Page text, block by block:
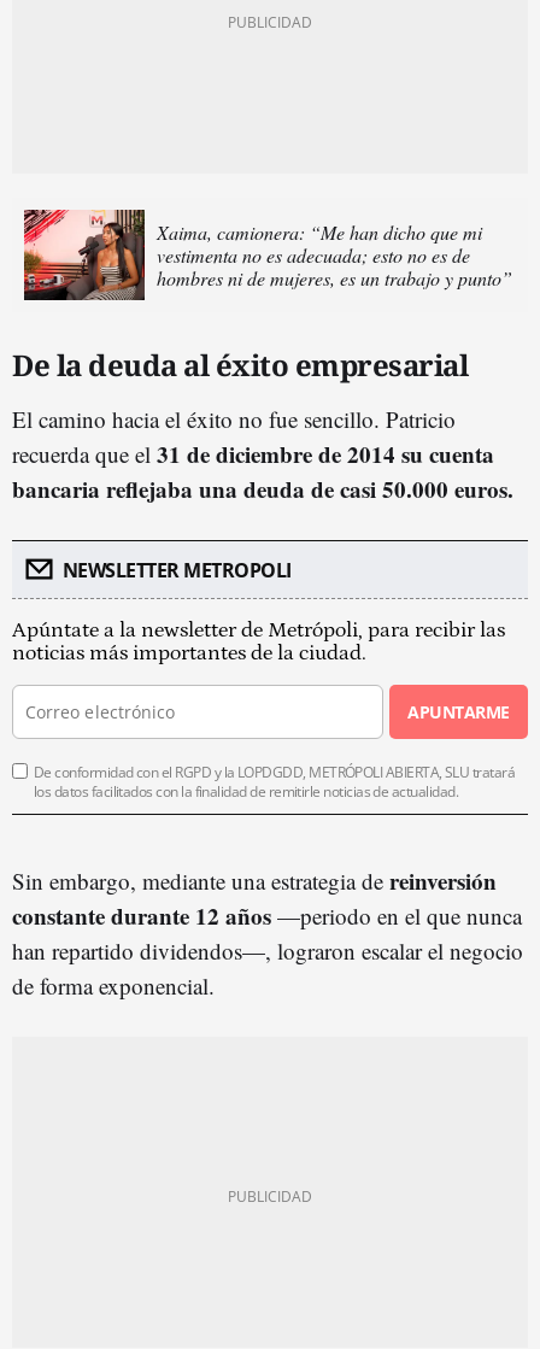
Xaima, camionera: “Me han dicho que mi
vestimenta no es adecuada; esto no es de
hombres ni de mujeres, es un trabajo y punto”
De la deuda al éxito empresarial
El camino hacia el éxito no fue sencillo. Patricio
recuerda que el 31 de diciembre de 2014 su cuenta
bancaria reflejaba una deuda de casi 50.000 euros.
NEWSLETTER METROPOLI
Apúntate a la newsletter de Metrópoli, para recibir las
noticias más importantes de la ciudad.
APUNTARME
De conformidad con el RGPD y la LOPDGDD, METRÓPOLI ABIERTA, SLU tratará
los datos facilitados con la finalidad de remitirle noticias de actualidad.
Sin embargo, mediante una estrategia de reinversión
constante durante 12 años —periodo en el que nunca
han repartido dividendos—, lograron escalar el negocio
de forma exponencial.